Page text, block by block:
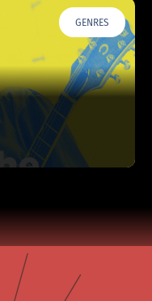
GENRES